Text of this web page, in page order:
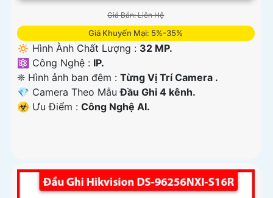
Giá Bán: Liên Hệ
Giá Khuyến Mại: 5%-35%
🔅 Hình Ành Chất Lượng : 32 MP.
⚛️ Công Nghệ : IP.
❈ Hình ảnh ban đêm : Từng Vị Trí Camera .
💎 Camera Theo MẫuĐầu Ghi 4 kênh.
️☣️ Ưu Điểm : Công Nghệ AI.